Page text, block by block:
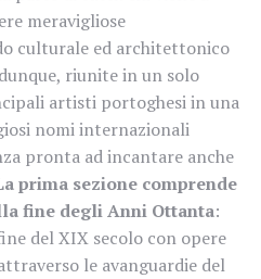
meravigliose
culturale ed architettonico
riunite in un solo
artisti portoghesi in una
nomi internazionali
pronta ad incantare anche
prima sezione comprende
fine degli Anni Ottanta:
del XIX secolo con opere
le avanguardie del